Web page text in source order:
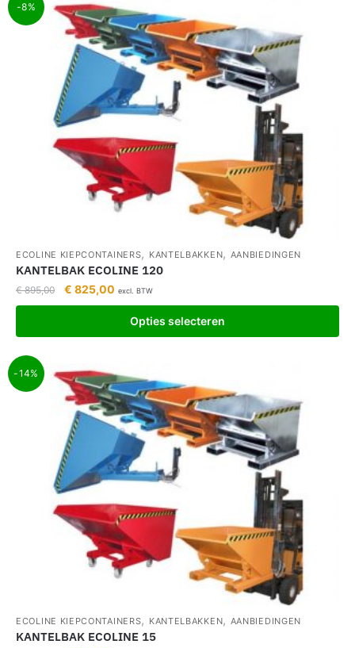
-8%
ECOLINE KIEPCONTAINERS, KANTELBAKKEN, AANBIEDINGEN
KANTELBAK ECOLINE 120
€895,00 € 825,00 excl. BTW
Opties selecteren
-14%
ECOLINE KIEPCONTAINERS, KANTELBAKKEN, AANBIEDINGEN
KANTELBAK ECOLINE 15